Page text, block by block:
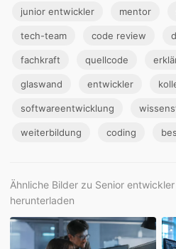
junior entwickler mentor
tech-team code review
fachkraft quellcode
glaswand entwickler
softwareentwicklung
weiterbildung coding
Ähnliche Bilder zu Senior
herunterladen